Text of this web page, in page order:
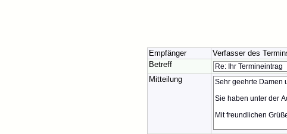
Empfänger
Verfasser des
Betreff
Mitteilung